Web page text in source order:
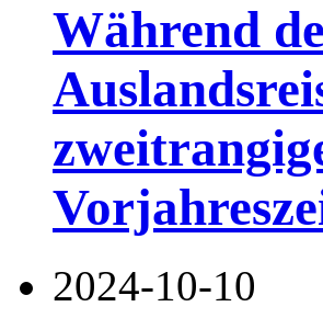
Während
2024-10-10